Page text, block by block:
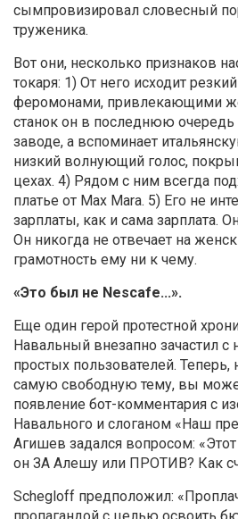
сымпровизировал словесный
труженика.
Вот они, несколько признаков
токаря: 1) От него исходит
феромонами, привлекающими
станок он в последнюю
заводе, а вспоминает
низкий волнующий голос,
цехах. 4) Рядом с ним всегда
платье от Max Mara. 5) Его не
зарплаты, как и сама зарплата.
Он никогда не отвечает на
грамотность ему ни к чему.
«Это был не Nescafe...».
Еще один герой протестной
Навальный внезапно зачастил с
простых пользователей. Теперь,
самую свободную тему, вы
появление бот-комментария с
Навального и слоганом «Наш
Агишев задался вопросом: «Этот
он ЗА Алешу или ПРОТИВ? Как
Schegloff предположил:
пропагандой с целью освоить